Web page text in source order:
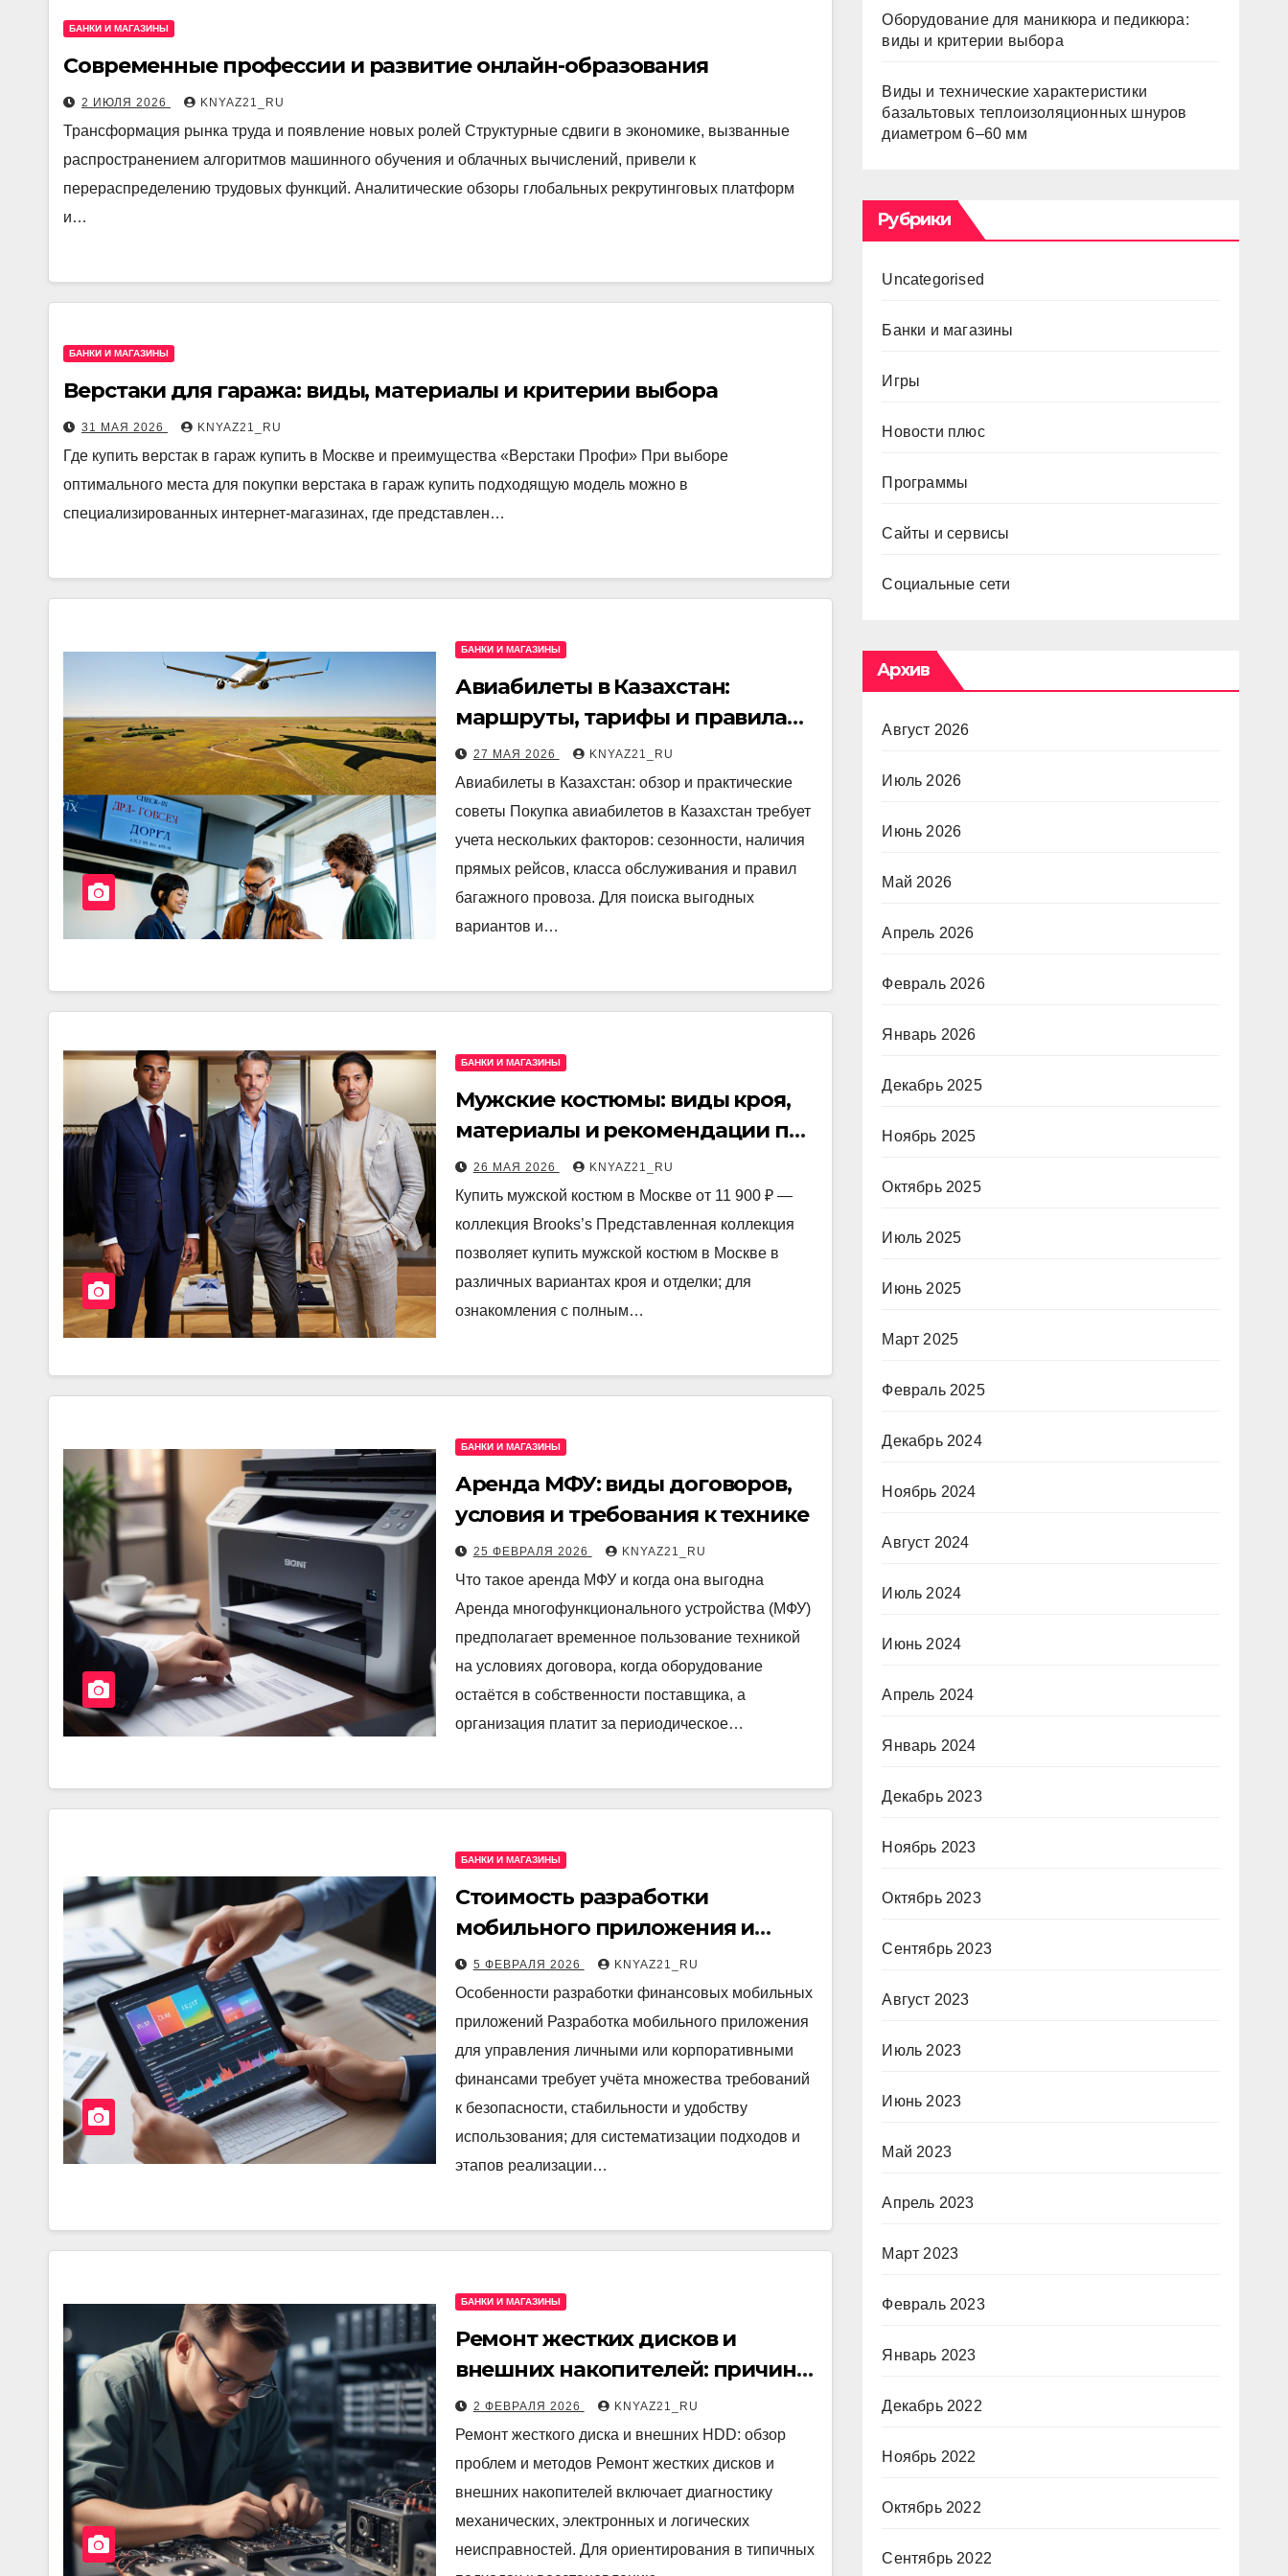
БАНКИ И МАГАЗИНЫ
Современные профессии и развитие онлайн-образования
2 ИЮЛЯ 2026 KNYAZ21_RU
Трансформация рынка труда и появление новых ролей Структурные сдвиги в экономике, вызванные
распространением алгоритмов машинного обучения и облачных вычислений, привели к
перераспределению трудовых функций. Аналитические обзоры глобальных рекрутинговых платформ
и…
БАНКИ И МАГАЗИНЫ
Верстаки для гаража: виды, материалы и критерии выбора
31 МАЯ 2026 KNYAZ21_RU
Где купить верстак в гараж купить в Москве и преимущества «Верстаки Профи» При выборе
оптимального места для покупки верстака в гараж купить подходящую модель можно в
специализированных интернет‑магазинах, где представлен…
БАНКИ И МАГАЗИНЫ
Авиабилеты в Казахстан:
маршруты, тарифы и правила
перелётов
27 МАЯ 2026 KNYAZ21_RU
Авиабилеты в Казахстан: обзор и практические
советы Покупка авиабилетов в Казахстан требует
учета нескольких факторов: сезонности, наличия
прямых рейсов, класса обслуживания и правил
багажного провоза. Для поиска выгодных
вариантов и…
БАНКИ И МАГАЗИНЫ
Мужские костюмы: виды кроя,
материалы и рекомендации по
подбору
26 МАЯ 2026 KNYAZ21_RU
Купить мужской костюм в Москве от 11 900 ₽ —
коллекция Brooks’s Представленная коллекция
позволяет купить мужской костюм в Москве в
различных вариантах кроя и отделки; для
ознакомления с полным…
БАНКИ И МАГАЗИНЫ
Аренда МФУ: виды договоров,
условия и требования к технике
25 ФЕВРАЛЯ 2026 KNYAZ21_RU
Что такое аренда МФУ и когда она выгодна
Аренда многофункционального устройства (МФУ)
предполагает временное пользование техникой
на условиях договора, когда оборудование
остаётся в собственности поставщика, а
организация платит за периодическое…
БАНКИ И МАГАЗИНЫ
Стоимость разработки
мобильного приложения и
сервисов для управления
финансами
5 ФЕВРАЛЯ 2026 KNYAZ21_RU
Особенности разработки финансовых мобильных
приложений Разработка мобильного приложения
для управления личными или корпоративными
финансами требует учёта множества требований
к безопасности, стабильности и удобству
использования; для систематизации подходов и
этапов реализации…
БАНКИ И МАГАЗИНЫ
Ремонт жестких дисков и
внешних накопителей: причины
неисправностей и способы
восстановления данных
2 ФЕВРАЛЯ 2026 KNYAZ21_RU
Ремонт жесткого диска и внешних HDD: обзор
проблем и методов Ремонт жестких дисков и
внешних накопителей включает диагностику
механических, электронных и логических
неисправностей. Для ориентирования в типичных
Оборудование для маникюра и педикюра:
виды и критерии выбора
Виды и технические характеристики
базальтовых теплоизоляционных шнуров
диаметром 6–60 мм
Рубрики
Uncategorised
Банки и магазины
Игры
Новости плюс
Программы
Сайты и сервисы
Социальные сети
Архив
Август 2026
Июль 2026
Июнь 2026
Май 2026
Апрель 2026
Февраль 2026
Январь 2026
Декабрь 2025
Ноябрь 2025
Октябрь 2025
Июль 2025
Июнь 2025
Март 2025
Февраль 2025
Декабрь 2024
Ноябрь 2024
Август 2024
Июль 2024
Июнь 2024
Апрель 2024
Январь 2024
Декабрь 2023
Ноябрь 2023
Октябрь 2023
Сентябрь 2023
Август 2023
Июль 2023
Июнь 2023
Май 2023
Апрель 2023
Март 2023
Февраль 2023
Январь 2023
Декабрь 2022
Ноябрь 2022
Октябрь 2022
Сентябрь 2022